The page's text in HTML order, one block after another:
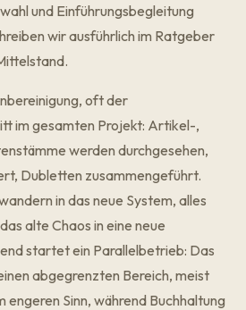
und Einführungsbegleitung
wir ausführlich im Ratgeber
.
oft der
im gesamten Projekt: Artikel-,
werden durchgesehen,
Dubletten zusammengeführt.
in das neue System, alles
alte Chaos in eine neue
startet ein Parallelbetrieb: Das
abgegrenzten Bereich, meist
Sinn, während Buchhaltung